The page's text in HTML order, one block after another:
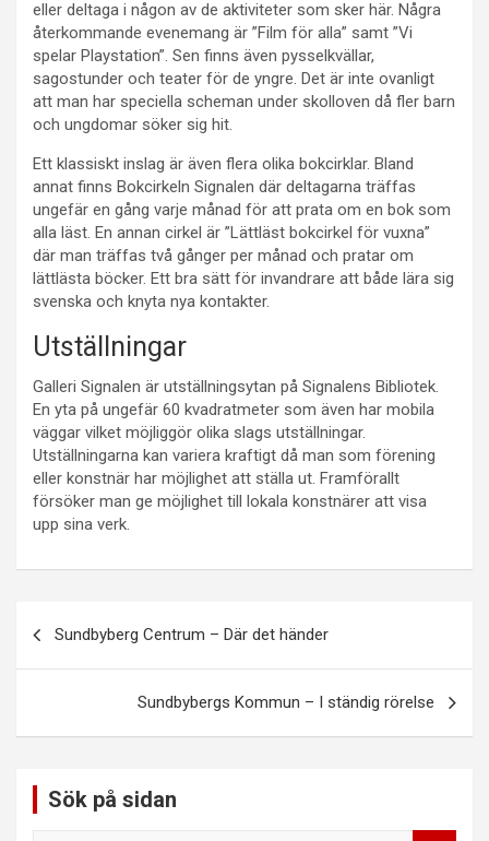
eller deltaga i någon av de aktiviteter som sker här. Några
återkommande evenemang är ”Film för alla” samt ”Vi
spelar Playstation”. Sen finns även pysselkvällar,
sagostunder och teater för de yngre. Det är inte ovanligt
att man har speciella scheman under skolloven då fler barn
och ungdomar söker sig hit.
Ett klassiskt inslag är även flera olika bokcirklar. Bland
annat finns Bokcirkeln Signalen där deltagarna träffas
ungefär en gång varje månad för att prata om en bok som
alla läst. En annan cirkel är ”Lättläst bokcirkel för vuxna”
där man träffas två gånger per månad och pratar om
lättlästa böcker. Ett bra sätt för invandrare att både lära sig
svenska och knyta nya kontakter.
Utställningar
Galleri Signalen är utställningsytan på Signalens Bibliotek.
En yta på ungefär 60 kvadratmeter som även har mobila
väggar vilket möjliggör olika slags utställningar.
Utställningarna kan variera kraftigt då man som förening
eller konstnär har möjlighet att ställa ut. Framförallt
försöker man ge möjlighet till lokala konstnärer att visa
upp sina verk.
Sundbyberg Centrum – Där det händer
Sundbybergs Kommun – I ständig rörelse
Sök på sidan